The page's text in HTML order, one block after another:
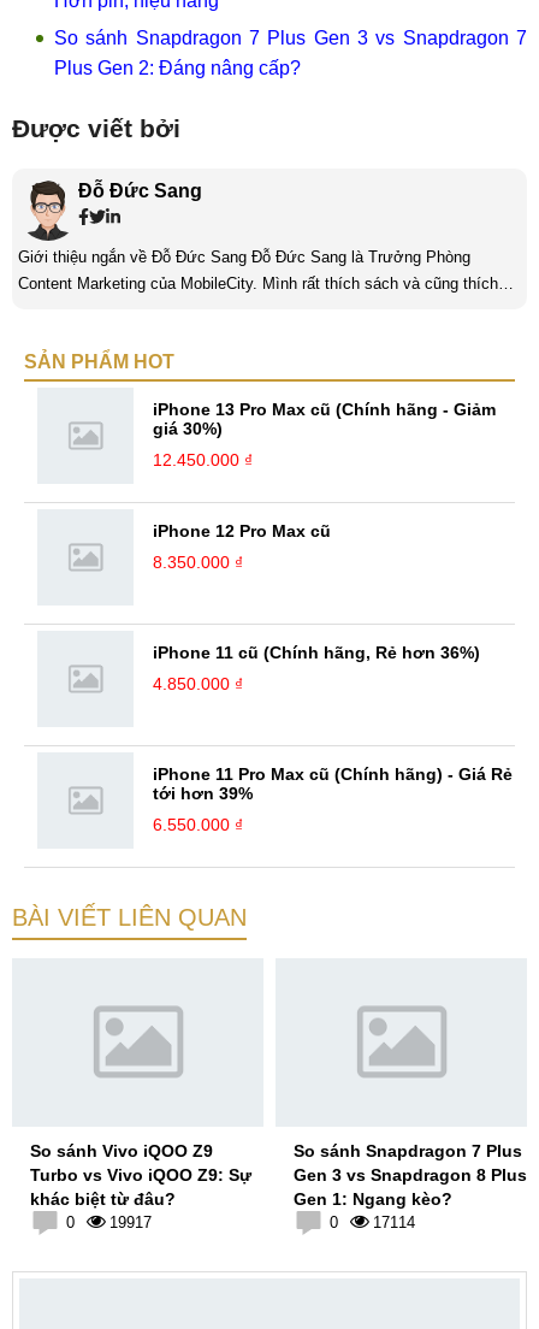
So sánh Snapdragon 7 Plus Gen 3 vs Snapdragon 7
Plus Gen 2: Đáng nâng cấp?
Được viết bởi
Đỗ Đức Sang
Giới thiệu ngắn về Đỗ Đức Sang Đỗ Đức Sang là Trưởng Phòng
Content Marketing của MobileCity. Mình rất thích sách và cũng thích
bản thân Đỗ Đức Sang, viết chính là gửi gắm lại những cảm xúc, cảm
SẢN PHẨM HOT
iPhone 13 Pro Max cũ (Chính hãng - Giảm
giá 30%)
12.450.000 ₫
iPhone 12 Pro Max cũ
8.350.000 ₫
iPhone 11 cũ (Chính hãng, Rẻ hơn 36%)
4.850.000 ₫
iPhone 11 Pro Max cũ (Chính hãng) - Giá Rẻ
tới hơn 39%
6.550.000 ₫
BÀI VIẾT LIÊN QUAN
So sánh Vivo iQOO Z9
Turbo vs Vivo iQOO Z9: Sự
khác biệt từ đâu?
0 19917
So sánh Snapdragon 7 Plus
Gen 3 vs Snapdragon 8 Plus
Gen 1: Ngang kèo?
0 17114